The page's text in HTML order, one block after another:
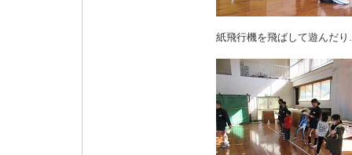
紙飛行機を飛ばして遊んだ